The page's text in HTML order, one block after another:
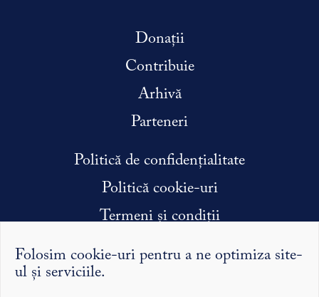
Folosim cookie-uri pentru a ne optimiza site-
ul și serviciile.
Donații
Contribuie
Arhivă
Parteneri
Politică de confidențialitate
Politică cookie-uri
Termeni și condiții
Condiții efectuare stagiu de practică